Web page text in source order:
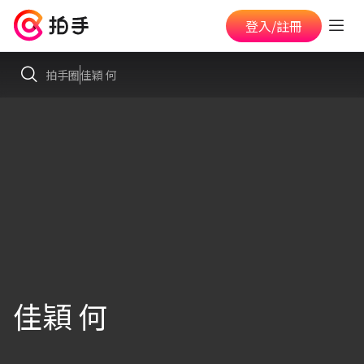
登入/註冊
拍手圈佳穎 何
佳穎 何